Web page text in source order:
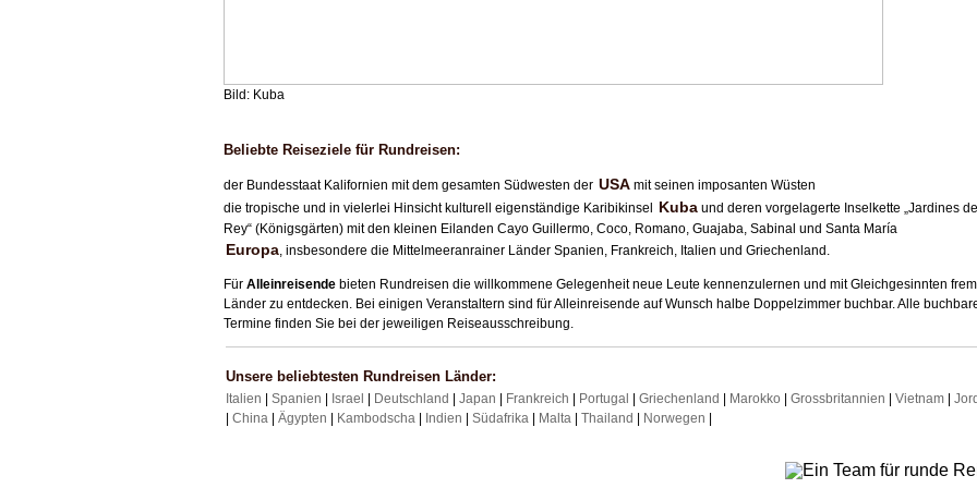
Bild: Kuba
Beliebte Reiseziele für Rundreisen:
der Bundesstaat Kalifornien mit dem gesamten Südwesten der USA mit seinen imposanten Wüsten
die tropische und in vielerlei Hinsicht kulturell eigenständige Karibikinsel
Kuba und deren vorgelagerte Inselkette „Jardines del
Rey“ (Königsgärten) mit den kleinen Eilanden Cayo Guillermo, Coco, Romano, Guajaba, Sabinal und Santa María
Europa, insbesondere die Mittelmeeranrainer Länder Spanien, Frankreich, Italien und Griechenland.
Für Alleinreisende bieten Rundreisen die willkommene Gelegenheit neue Leute kennenzulernen und mit Gleichgesinnten
Länder zu entdecken. Bei einigen Veranstaltern sind für Alleinreisende auf Wunsch halbe Doppelzimmer buchbar. Alle
Termine finden Sie bei der jeweiligen Reiseausschreibung.
Unsere beliebtesten Rundreisen Länder:
Italien Spanien Israel Deutschland Japan Frankreich Portugal Griechenland Marokko Grossbritannien Vietnam
China Ägypten Kambodscha Indien Südafrika Malta Thailand Norwegen